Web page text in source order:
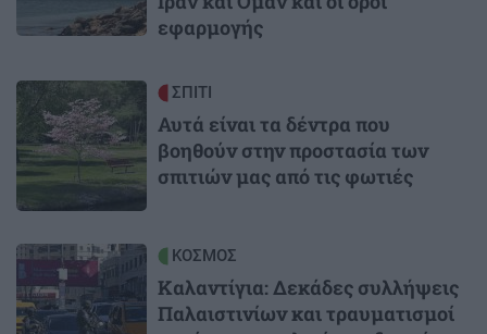
εφαρμογής
Image ΣΠΙΤΙ
Αυτά είναι τα δέντρα που
βοηθούν στην προστασία των
σπιτιών μας από τις φωτιές
Image ΚΟΣΜΟΣ
Καλαντίγια: Δεκάδες συλλήψεις
Παλαιστινίων και τραυματισμοί